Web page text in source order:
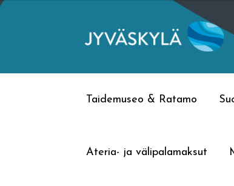
Siirry
Siirry
Taidemuseo & Ratamo
Ateria- ja välipalamaksut